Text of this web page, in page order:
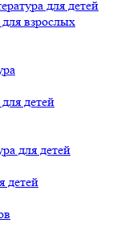
для детей
взрослых
детей
для детей
детей